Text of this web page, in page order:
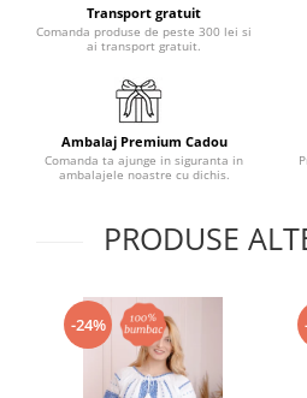
Transport gratuit
Comanda produse de peste 300 lei si
ai transport gratuit.
Ambalaj Premium Cadou
Comanda ta ajunge in siguranta in
ambalajele noastre cu dichis.
PRODUSE
-24%